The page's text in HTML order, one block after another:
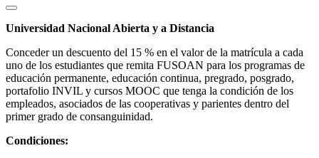
Universidad Nacional Abierta y a Distancia
Conceder un descuento del 15 % en el valor de la matrícula a cada
uno de los estudiantes que remita FUSOAN para los programas de
educación permanente, educación continua, pregrado, posgrado,
portafolio INVIL y cursos MOOC que tenga la condición de los
empleados, asociados de las cooperativas y parientes dentro del
primer grado de consanguinidad.
Condiciones: